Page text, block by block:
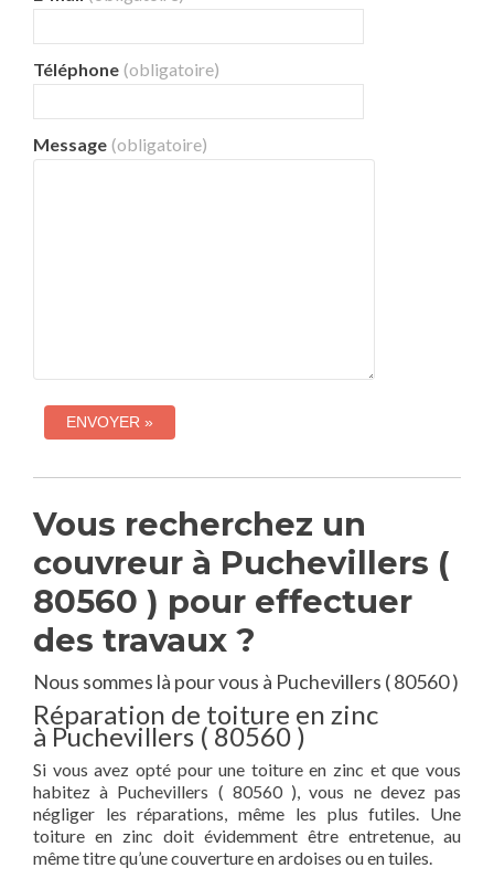
Téléphone (obligatoire)
Message (obligatoire)
Vous recherchez un
couvreur à Puchevillers (
80560 ) pour effectuer
des travaux ?
Nous sommes là pour vous à Puchevillers ( 80560 )
Réparation de toiture en zinc
à Puchevillers ( 80560 )
Si vous avez opté pour une toiture en zinc et que vous
habitez à Puchevillers ( 80560 ), vous ne devez pas
négliger les réparations, même les plus futiles. Une
toiture en zinc doit évidemment être entretenue, au
même titre qu’une couverture en ardoises ou en tuiles.